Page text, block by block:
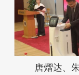
唐熠达、